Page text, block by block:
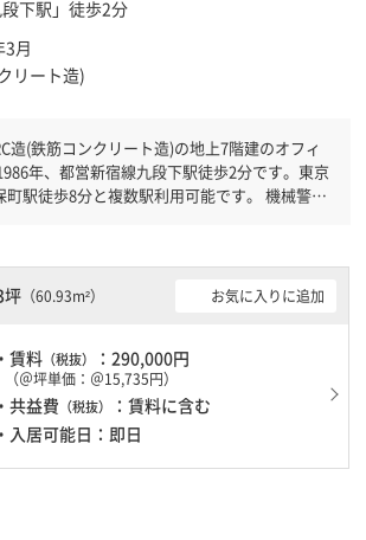
下駅 」徒歩2分
月
リート造)
造(鉄筋コンクリート造)の地上7階建のオフィ
町駅徒歩8分と複数駅利用可能です。 機械警備
になりますので時間帯を気にせず利用できま
ので、車を利用されるお客様には使いやすい
坪（60.93m²） お気に入りに追加
・賃料 （税抜） ：290,000円
（＠坪単価：＠15,735円）
・共益費 （税抜）
：賃料に含む
・入居可能日：即日